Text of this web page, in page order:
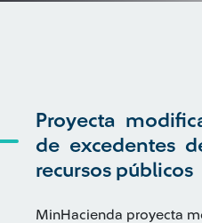
Proyecta
de excedentes
recursos públicos
MinHacienda proyecta